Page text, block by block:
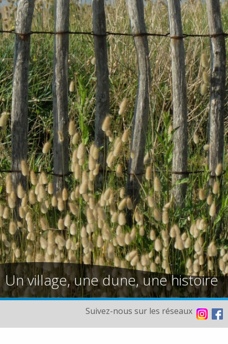
Un village, une dune, une histoire
Suivez-nous sur les réseaux